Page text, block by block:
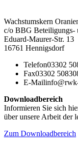
Wachstumskern
c/o BBG Beteiligungs-
Eduard-Maurer-Str. 13
16761 Hennigsdorf
Telefon03302
Fax03302
E-Mail
Downloadbereich
Informieren Sie sich
über unsere Arbeit der
Zum Downloadbereich